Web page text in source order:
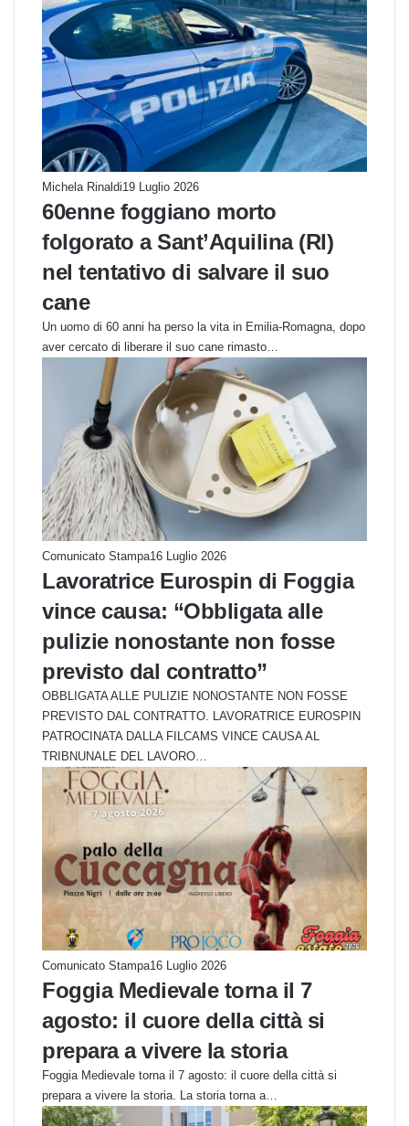
Michela Rinaldi19 Luglio 2026
60enne foggiano morto
folgorato a Sant’Aquilina (RI)
nel tentativo di salvare il suo
cane
Un uomo di 60 anni ha perso la vita in Emilia-Romagna, dopo
aver cercato di liberare il suo cane rimasto…
Comunicato Stampa16 Luglio 2026
Lavoratrice Eurospin di Foggia
vince causa: “Obbligata alle
pulizie nonostante non fosse
previsto dal contratto”
OBBLIGATA ALLE PULIZIE NONOSTANTE NON FOSSE
PREVISTO DAL CONTRATTO. LAVORATRICE EUROSPIN
PATROCINATA DALLA FILCAMS VINCE CAUSA AL
TRIBNUNALE DEL LAVORO…
Comunicato Stampa16 Luglio 2026
Foggia Medievale torna il 7
agosto: il cuore della città si
prepara a vivere la storia
Foggia Medievale torna il 7 agosto: il cuore della città si
prepara a vivere la storia. La storia torna a…